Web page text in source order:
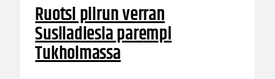
Ruotsi piirun verran
Susiladiesia parempi
Tukholmassa